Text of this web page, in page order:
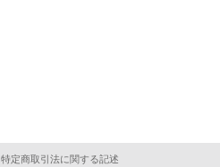
特定商取引法に関する記述